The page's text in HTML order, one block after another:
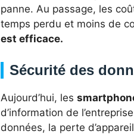
panne. Au passage, les
temps perdu et moins de
est efficace.
Sécurité des
Aujourd’hui, les
d’information de
données, la perte